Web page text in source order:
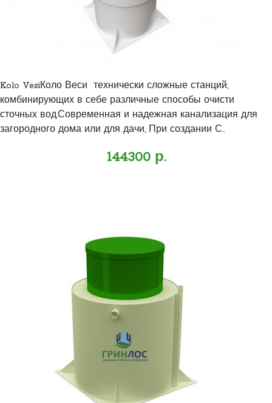
Kolo VesiКоло Веси технически сложные станций,
комбинирующих в себе различные способы очисти
сточных вод.Современная и надежная канализация для
загородного дома или для дачи, При создании С..
144300 р.